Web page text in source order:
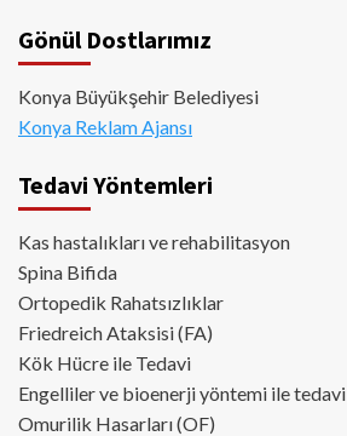
Gönül Dostlarımız
Konya Büyükşehir Belediyesi
Konya Reklam Ajansı
Tedavi Yöntemleri
Kas hastalıkları ve rehabilitasyon
Spina Bifida
Ortopedik Rahatsızlıklar
Friedreich Ataksisi (FA)
Kök Hücre ile Tedavi
Engelliler ve bioenerji yöntemi ile tedavi
Omurilik Hasarları (OF)